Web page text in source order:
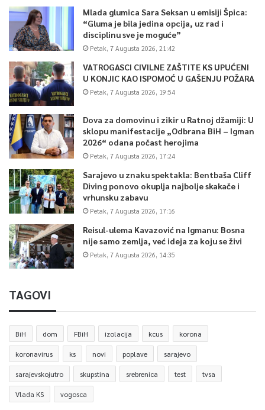
Mlada glumica Sara Seksan u emisiji Špica:
“Gluma je bila jedina opcija, uz rad i
disciplinu sve je moguće”
Petak, 7 Augusta 2026, 21:42
VATROGASCI CIVILNE ZAŠTITE KS UPUĆENI
U KONJIC KAO ISPOMOĆ U GAŠENJU POŽARA
Petak, 7 Augusta 2026, 19:54
Dova za domovinu i zikir u Ratnoj džamiji: U
sklopu manifestacije „Odbrana BiH – Igman
2026“ odana počast herojima
Petak, 7 Augusta 2026, 17:24
Sarajevo u znaku spektakla: Bentbaša Cliff
Diving ponovo okuplja najbolje skakače i
vrhunsku zabavu
Petak, 7 Augusta 2026, 17:16
Reisul-ulema Kavazović na Igmanu: Bosna
nije samo zemlja, već ideja za koju se živi
Petak, 7 Augusta 2026, 14:35
TAGOVI
BiH dom FBiH izolacija kcus korona
koronavirus ks novi poplave sarajevo
sarajevskojutro skupstina srebrenica test tvsa
Vlada KS vogosca